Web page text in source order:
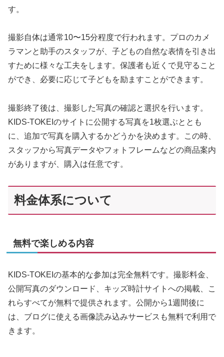
す。
撮影自体は通常10〜15分程度で行われます。プロのカメ
ラマンと助手のスタッフが、子どもの自然な表情を引き出
すために様々な工夫をします。保護者も近くで見守ること
ができ、必要に応じて子どもを励ますことができます。
撮影終了後は、撮影した写真の確認と選択を行います。
KIDS-TOKEIのサイトに公開する写真を1枚選ぶととも
に、追加で写真を購入するかどうかを決めます。この時、
スタッフから写真データやフォトフレームなどの商品案内
がありますが、購入は任意です。
料金体系について
無料で楽しめる内容
KIDS-TOKEIの基本的な参加は完全無料です。撮影料金、
公開写真のダウンロード、キッズ時計サイトへの掲載、こ
れらすべてが無料で提供されます。公開から1週間後に
は、ブログに使える画像読み込みサービスも無料で利用で
きます。